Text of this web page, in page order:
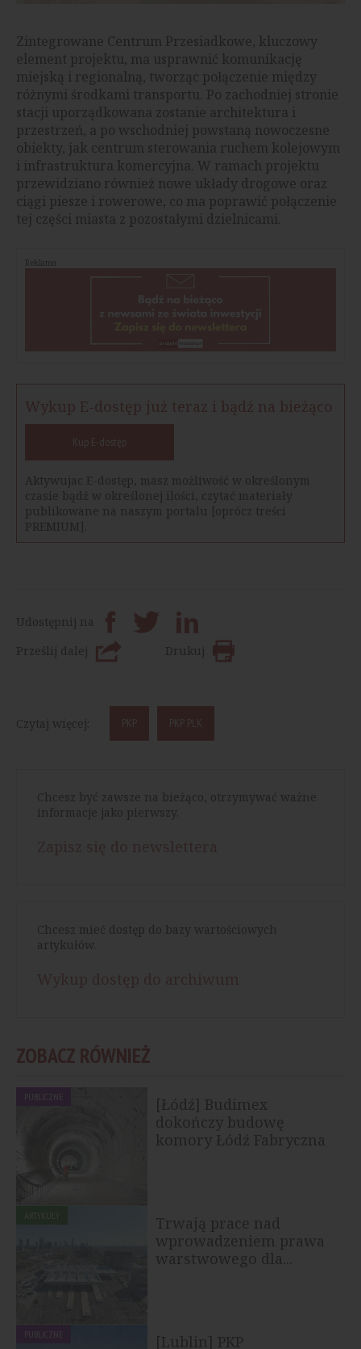
Zintegrowane Centrum Przesiadkowe, kluczowy
element projektu, ma usprawnić komunikację
miejską i regionalną, tworząc połączenie między
różnymi środkami transportu. Po zachodniej stronie
stacji uporządkowana zostanie architektura i
przestrzeń, a po wschodniej powstaną nowoczesne
obiekty, jak centrum sterowania ruchem kolejowym
i infrastruktura komercyjna. W ramach projektu
przewidziano również nowe układy drogowe oraz
ciągi piesze i rowerowe, co ma poprawić połączenie
tej części miasta z pozostałymi dzielnicami.
Reklama
Wykup E-dostęp już teraz i bądź na bieżąco
Kup E-dostęp
Aktywujac E-dostęp, masz możliwość w określonym
czasie bądź w określonej ilości, czytać materiały
publikowane na naszym portalu [oprócz treści
PREMIUM].
Udostępnij na
Prześlij dalej
Drukuj
Czytaj więcej: PKP PKP PLK
Chcesz być zawsze na bieżąco, otrzymywać ważne
informacje jako pierwszy.
Chcesz mieć dostęp do bazy wartościowych
artykułów.
ZOBACZ RÓWNIEŻ
PUBLICZNE
[Łódź] Budimex
dokończy budowę
komory Łódź Fabryczna
ARTYKUŁY
Trwają prace nad
wprowadzeniem prawa
warstwowego dla...
PUBLICZNE [Lublin] PKP